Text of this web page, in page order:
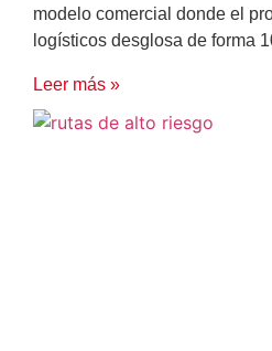
modelo comercial donde el
logísticos desglosa de forma
Leer más »